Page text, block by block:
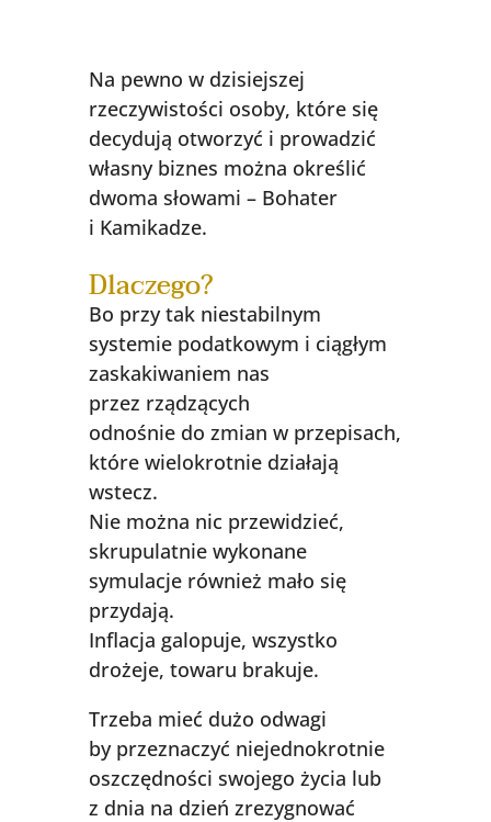
Na pewno w dzisiejszej
rzeczywistości osoby, które się
decydują otworzyć i prowadzić
własny biznes można określić
dwoma słowami – Bohater
i Kamikadze.
Dlaczego?
Bo przy tak niestabilnym
systemie podatkowym i ciągłym
zaskakiwaniem nas
przez rządzących
odnośnie do zmian w przepisach,
które wielokrotnie działają
wstecz.
Nie można nic przewidzieć,
skrupulatnie wykonane
symulacje również mało się
przydają.
Inflacja galopuje, wszystko
drożeje, towaru brakuje.
Trzeba mieć dużo odwagi
by przeznaczyć niejednokrotnie
oszczędności swojego życia lub
z dnia na dzień zrezygnować